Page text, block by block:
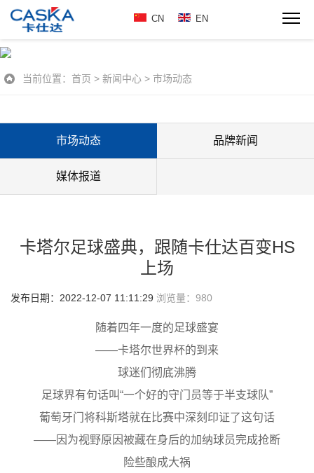
CN EN
当前位置： 首页 > 新闻中心 > 市场动态
市场动态 品牌新闻
媒体报道
卡塔尔足球盛典，跟随卡仕达百变HS
上场
发布日期：2022-12-07 11:11:29 浏览量： 980
随着四年一度的足球盛宴
——卡塔尔世界杯的到来
球迷们彻底沸腾
足球界有句话叫“一个好的守门员等于半支球队”
葡萄牙门将科斯塔就在比赛中深刻印证了这句话
——因为视野原因被藏在身后的加纳球员完成抢断
险些酿成大祸